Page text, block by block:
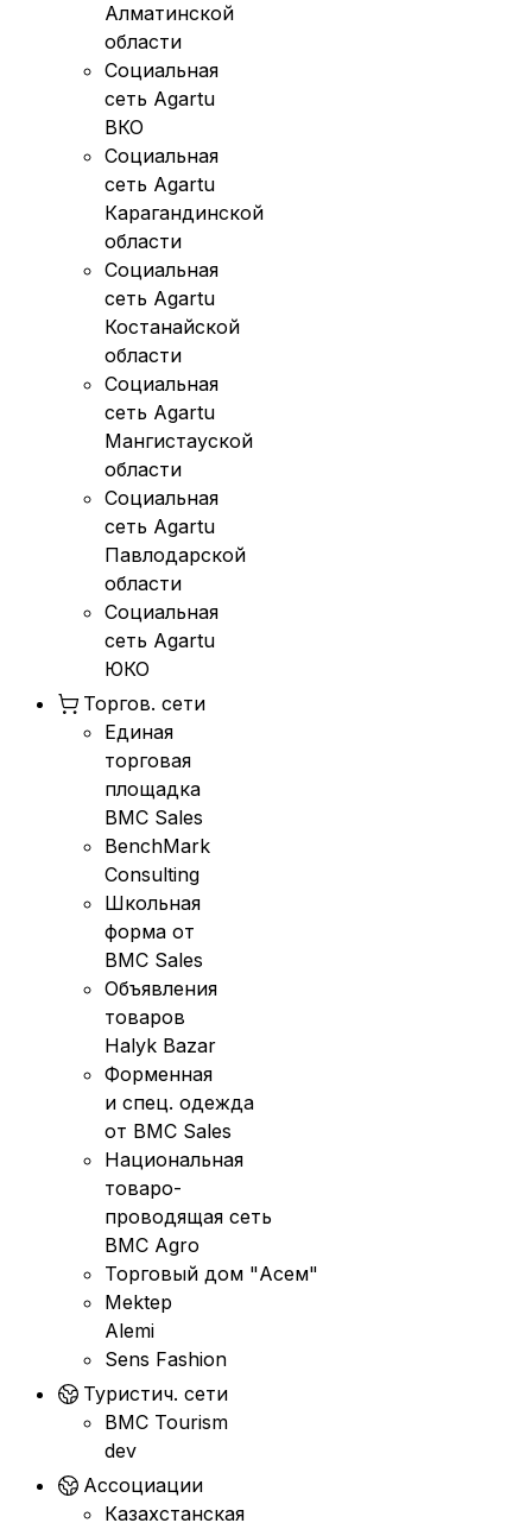
Алматинской
области
Социальная
сеть Agartu
ВКО
Социальная
сеть Agartu
Карагандинской
области
Социальная
сеть Agartu
Костанайской
области
Социальная
сеть Agartu
Мангистауской
области
Социальная
сеть Agartu
Павлодарской
области
Социальная
сеть Agartu
ЮКО
Торгов. сети
Единая
торговая
площадка
BMC Sales
BenchMark
Consulting
Школьная
форма от
BMC Sales
Объявления
товаров
Halyk Bazar
Форменная
и спец. одежда
от BMC Sales
Национальная
товаро-
проводящая сеть
BMC Agro
Торговый дом "Асем"
Mektep
Alemi
Sens Fashion
Туристич. сети
BMC Tourism
dev
Ассоциации
Казахстанская